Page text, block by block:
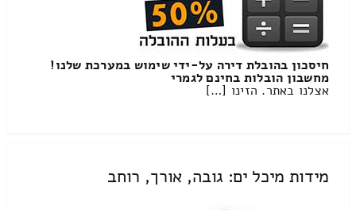
חיסכון בהובלת דירה על-ידי שימוש במערכת שלנו!
מחשבון הובלות בחינם לגמרי
אצלנו באתר. הזינו […]
מידות מיכל ים: גובה, אורך, רוחב